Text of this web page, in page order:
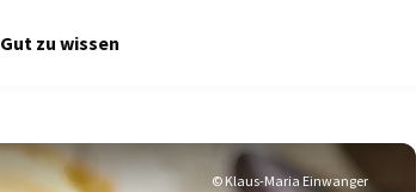
Gut zu wissen
© Klaus-Maria Einwanger